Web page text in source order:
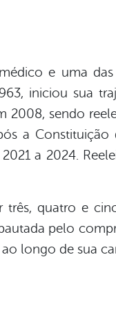
e uma
iniciou sua
2008, sendo
a Constituição
a 2024.
três, quatro e
pelo
longo de sua